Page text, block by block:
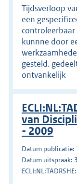
Tijdsverloop
een
controleerbaar
kunnne door
gesteld.
ontvankelijk
van
- 2009
Datum
Datum uitspraak: